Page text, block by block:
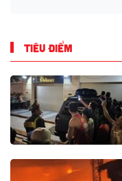
TIÊU ĐIỂM